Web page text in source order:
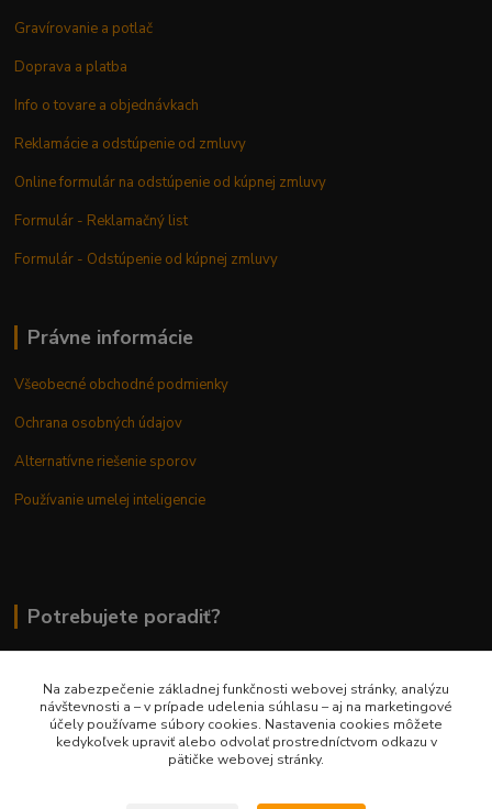
Gravírovanie a potlač
Doprava a platba
Info o tovare a objednávkach
Reklamácie a odstúpenie od zmluvy
Online formulár na odstúpenie od kúpnej zmluvy
Formulár - Reklamačný list
Formulár - Odstúpenie od kúpnej zmluvy
Právne informácie
Všeobecné obchodné podmienky
Ochrana osobných údajov
Alternatívne riešenie sporov
Používanie umelej inteligencie
Potrebujete poradiť?
0948 236 042
info@margaretkashop.sk
Na zabezpečenie základnej funkčnosti webovej stránky, analýzu
návštevnosti a – v prípade udelenia súhlasu – aj na marketingové
účely používame súbory cookies. Nastavenia cookies môžete
kedykoľvek upraviť alebo odvolať prostredníctvom odkazu v
pätičke webovej stránky.